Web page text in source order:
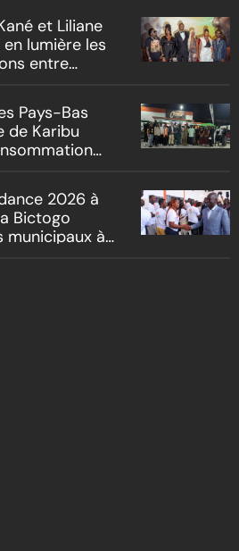
et Liliane
lumière les
entre
Pays-Bas
de Karibu
2026 à
Bictogo
municipaux à